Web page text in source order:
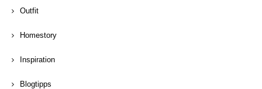
Outfit
Homestory
Inspiration
Blogtipps